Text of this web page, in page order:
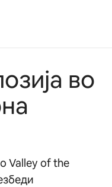
во
Valley of the